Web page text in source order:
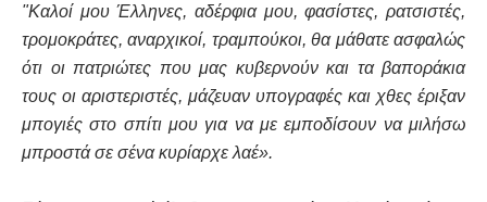
"Καλοί μου Έλληνες, αδέρφια μου, φασίστες, ρατσιστές,
τρομοκράτες, αναρχικοί, τραμπούκοι, θα μάθατε ασφαλώς
ότι οι πατριώτες που μας κυβερνούν και τα βαποράκια
τους οι αριστεριστές, μάζευαν υπογραφές και χθες έριξαν
μπογιές στο σπίτι μου για να με εμποδίσουν να μιλήσω
μπροστά σε σένα κυρίαρχε λαέ».